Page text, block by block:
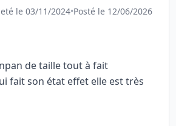
le 03/11/2024•Posté le 12/06/2026
de taille tout à fait
fait son état effet elle est très